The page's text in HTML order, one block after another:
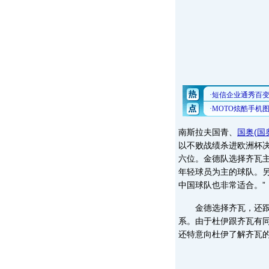
南斯拉夫国青、 国奥(国
以不败战绩杀进欧洲杯
六位。金德队选择齐瓦
年轻球员为主的球队。
中国球队也非常适合。”
金德选择齐瓦，还跟
系。由于杜伊跟齐瓦有
还特意向杜伊了解齐瓦